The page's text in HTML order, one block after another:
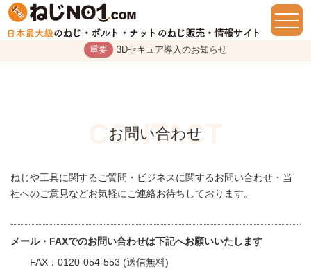
重要 3Dセキュア導入のお知らせ
お問い合わせ
ねじや工具に関するご質問・ビジネスに関するお問い合わせ・当
社へのご意見などお気軽にご連絡お待ちしております。
メール・FAXでのお問い合わせは下記へお願いいたします
FAX：0120-054-553 (送信無料)